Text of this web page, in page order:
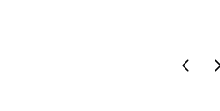
Pagina Pagina